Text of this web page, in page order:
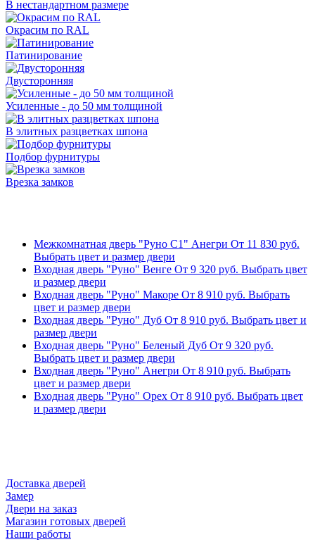
В нестандартном размере
Окрасим по RAL
Патинирование
Двусторонняя
Усиленные - до 50 мм толщиной
В элитных разцветках шпона
Подбор фурнитуры
Врезка замков
Межкомнатная дверь "Руно С1" Анегри От 11 830 руб.
Выбрать цвет и размер двери
Входная дверь "Руно" Венге От 9 320 руб. Выбрать цвет
и размер двери
Входная дверь "Руно" Макоре От 8 910 руб. Выбрать
цвет и размер двери
Входная дверь "Руно" Дуб От 8 910 руб. Выбрать цвет и
размер двери
Входная дверь "Руно" Беленый Дуб От 9 320 руб.
Выбрать цвет и размер двери
Входная дверь "Руно" Анегри От 8 910 руб. Выбрать
цвет и размер двери
Входная дверь "Руно" Орех От 8 910 руб. Выбрать цвет
и размер двери
Доставка дверей
Замер
Двери на заказ
Магазин готовых дверей
Наши работы